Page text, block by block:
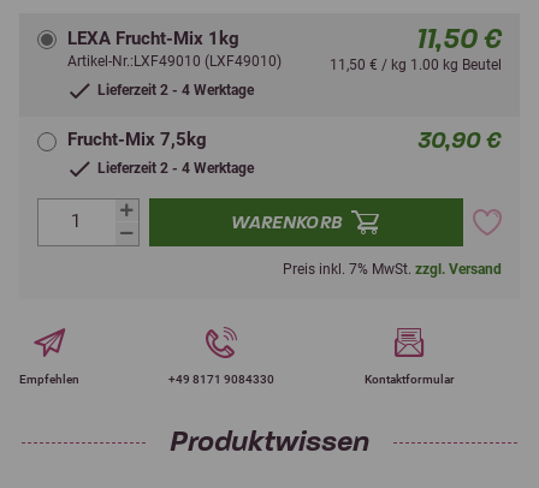
LEXA Frucht-Mix 1kg
Artikel-Nr.:LXF49010 (LXF49010)
Lieferzeit 2 - 4 Werktage
11,50 €
11,50 € / kg 1.00 kg Beutel
Frucht-Mix 7,5kg
Lieferzeit 2 - 4 Werktage
30,90 €
WARENKORB
Preis inkl. 7% MwSt. zzgl. Versand
Empfehlen +49 8171 9084330 Kontaktformular
Produktwissen